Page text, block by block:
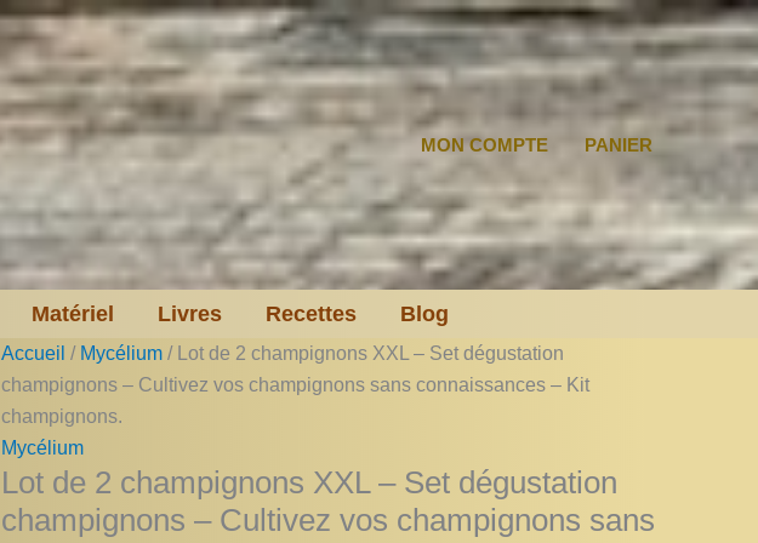
MON COMPTE PANIER
Matériel Livres Recettes Blog
Accueil / Mycélium / Lot de 2 champignons XXL – Set dégustation
champignons – Cultivez vos champignons sans connaissances – Kit
champignons.
Mycélium
Lot de 2 champignons XXL – Set dégustation
champignons – Cultivez vos champignons sans